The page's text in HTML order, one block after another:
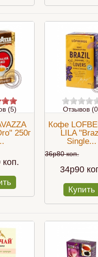
Немецкий
(5)
250г
коп.
Отзывов
Кофе
LILA
Single...
36p80 коп.
34p90
Купить